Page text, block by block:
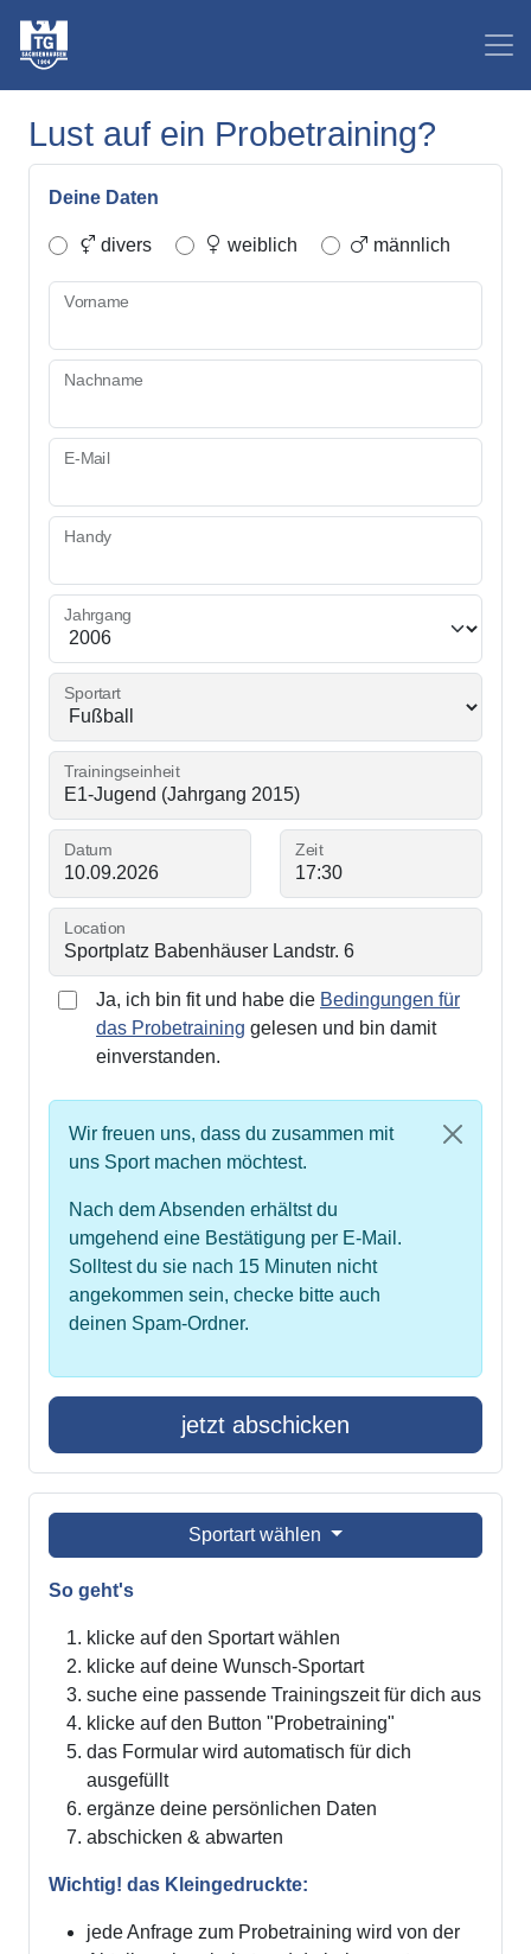
Lust auf ein Probetraining?
Deine Daten
divers weiblich männlich
Vorname
Nachname
E-Mail
Handy
Jahrgang
Sportart
Trainingseinheit
Datum Zeit
Location
Ja, ich bin fit und habe die Bedingungen für
das Probetraining gelesen und bin damit
einverstanden.
Wir freuen uns, dass du zusammen mit
uns Sport machen möchtest.
Nach dem Absenden erhältst du
umgehend eine Bestätigung per E-Mail.
Solltest du sie nach 15 Minuten nicht
angekommen sein, checke bitte auch
deinen Spam-Ordner.
jetzt abschicken
Sportart wählen
So geht's
klicke auf den Sportart wählen
klicke auf deine Wunsch-Sportart
suche eine passende Trainingszeit für dich aus
klicke auf den Button "Probetraining"
das Formular wird automatisch für dich
ausgefüllt
ergänze deine persönlichen Daten
abschicken & abwarten
Wichtig! das Kleingedruckte:
jede Anfrage zum Probetraining wird von der